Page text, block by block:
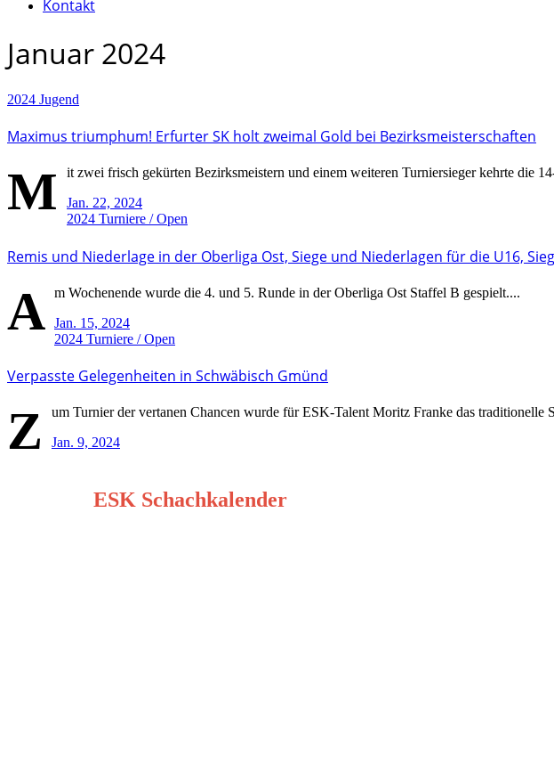
Kontakt
Januar 2024
2024 Jugend
Maximus triumphum! Erfurter SK holt zweimal Gold bei Bezirksmeisterschaften
M
it zwei frisch gekürten Bezirksmeistern und einem weiteren Turniersieger kehrte die
Jan. 22, 2024
2024 Turniere / Open
Remis und Niederlage in der Oberliga Ost, Siege und Niederlagen für die U16,
A m Wochenende wurde die 4. und 5. Runde in der Oberliga Ost Staffel B gespielt....
Jan. 15, 2024
2024 Turniere / Open
Verpasste Gelegenheiten in Schwäbisch Gmünd
Z
um Turnier der vertanen Chancen wurde für ESK-Talent Moritz Franke das traditionelle
Jan. 9, 2024
ESK Schachkalender